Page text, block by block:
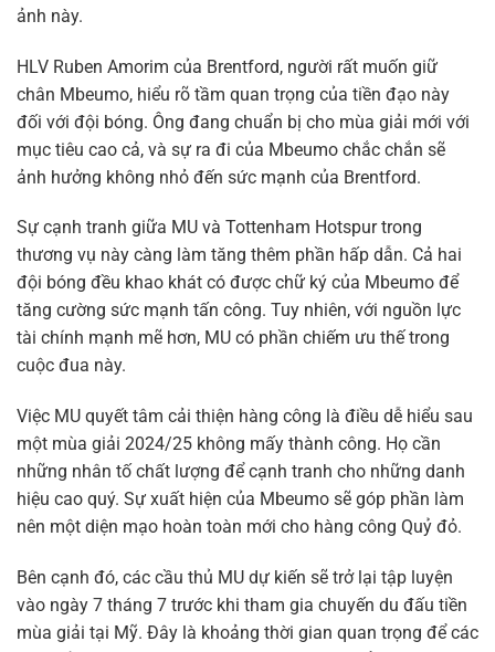
ảnh này.
HLV Ruben Amorim của Brentford, người rất muốn giữ
chân Mbeumo, hiểu rõ tầm quan trọng của tiền đạo này
đối với đội bóng. Ông đang chuẩn bị cho mùa giải mới với
mục tiêu cao cả, và sự ra đi của Mbeumo chắc chắn sẽ
ảnh hưởng không nhỏ đến sức mạnh của Brentford.
Sự cạnh tranh giữa MU và Tottenham Hotspur trong
thương vụ này càng làm tăng thêm phần hấp dẫn. Cả hai
đội bóng đều khao khát có được chữ ký của Mbeumo để
tăng cường sức mạnh tấn công. Tuy nhiên, với nguồn lực
tài chính mạnh mẽ hơn, MU có phần chiếm ưu thế trong
cuộc đua này.
Việc MU quyết tâm cải thiện hàng công là điều dễ hiểu sau
một mùa giải 2024/25 không mấy thành công. Họ cần
những nhân tố chất lượng để cạnh tranh cho những danh
hiệu cao quý. Sự xuất hiện của Mbeumo sẽ góp phần làm
nên một diện mạo hoàn toàn mới cho hàng công Quỷ đỏ.
Bên cạnh đó, các cầu thủ MU dự kiến sẽ trở lại tập luyện
vào ngày 7 tháng 7 trước khi tham gia chuyến du đấu tiền
mùa giải tại Mỹ. Đây là khoảng thời gian quan trọng để các